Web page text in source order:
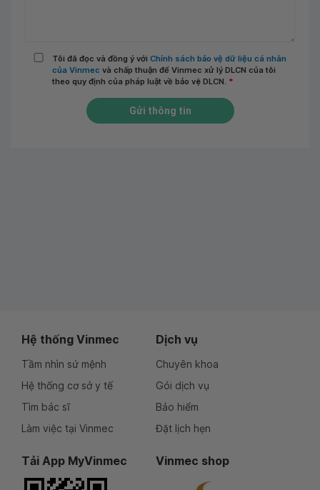
Tôi đã đọc và đồng ý với Chính sách bảo vệ dữ liệu cá nhân
của Vinmec và chấp thuận để Vinmec xử lý DLCN của tôi
theo quy định của pháp luật về bảo vệ DLCN. *
Gửi thông tin
Hệ thống Vinmec
Tầm nhìn sứ mệnh
Hệ thống cơ sở y tế
Tìm bác sĩ
Làm việc tại Vinmec
Dịch vụ
Chuyên khoa
Gói dịch vụ
Bảo hiểm
Đặt lịch hẹn
Tải App MyVinmec Vinmec shop